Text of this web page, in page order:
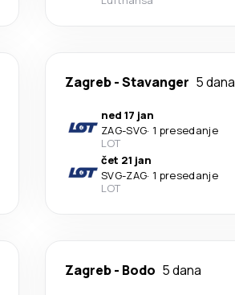
Zagreb-Stavanger 5 dana
ned 17 jan
ZAG-SVG· 1 presedanje
LOT
čet 21 jan
SVG-ZAG· 1 presedanje
LOT
Zagreb- Bodo 5 dana